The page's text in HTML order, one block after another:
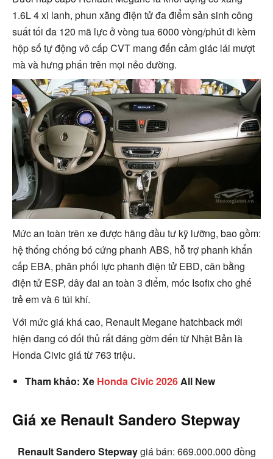
1.6L 4 xi lanh, phun xăng điện tử đa điểm sản sinh công
suất tối đa 120 mã lực ở vòng tua 6000 vòng/phút đi kèm
hộp số tự động vô cấp CVT mang đến cảm giác lái mượt
mà và hưng phấn trên mọi nẻo đường.
Mức an toàn trên xe được hãng đầu tư kỹ lưỡng, bao gồm:
hệ thống chống bó cứng phanh ABS, hỗ trợ phanh khẩn
cấp EBA, phân phối lực phanh điện tử EBD, cân bằng
điện tử ESP, dây đai an toàn 3 điểm, móc Isofix cho ghế
trẻ em và 6 túi khí.
Với mức giá khá cao, Renault Megane hatchback mới
hiện đang có đối thủ rất đáng gờm đến từ Nhật Bản là
Honda Civic giá từ 763 triệu.
Tham khảo: Xe Honda Civic 2026All New
Giá xe Renault Sandero Stepway
Renault Sandero Stepwaygiá bán: 669.000.000 đồng